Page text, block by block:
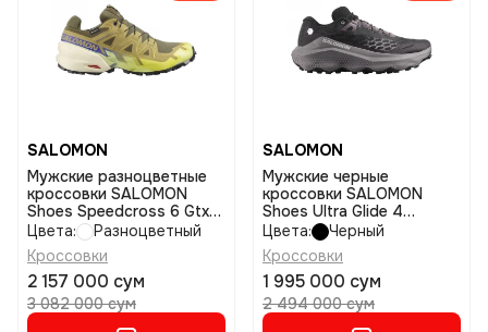
SALOMON
Мужские разноцветные
кроссовки SALOMON
Shoes Speedcross 6 Gtx
размер 9
Цвета:
Разноцветный
Кроссовки
2 157 000 сум
3 082 000 сум
SALOMON
Мужские черные
кроссовки SALOMON
Shoes Ultra Glide 4
размер 9
Цвета:
Черный
Кроссовки
1 995 000 сум
2 494 000 сум